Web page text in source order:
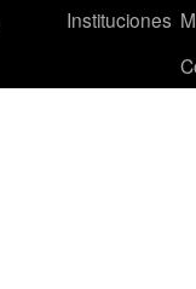
Instituciones